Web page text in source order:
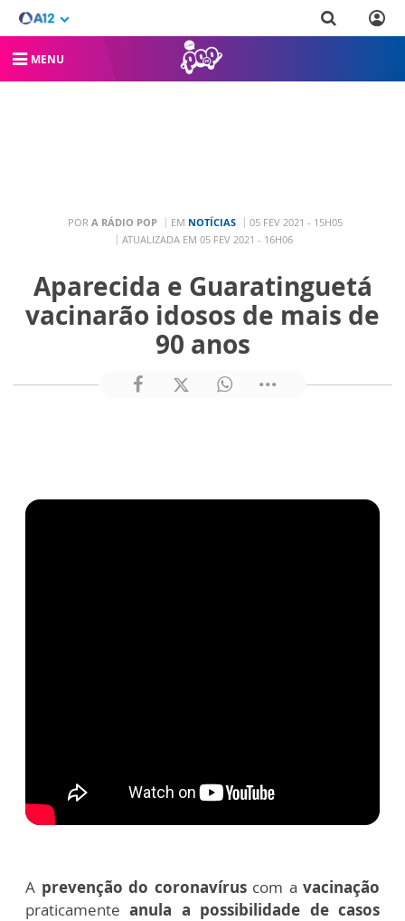
MENU
POR A RÁDIO POP EM NOTÍCIAS
05 FEV 2021 - 15H05
ATUALIZADA EM 05 FEV 2021 - 16H06
Aparecida e Guaratinguetá
vacinarão idosos de mais de
90 anos
A prevenção do coronavíruscom a vacinação
praticamenteanula a possibilidade de casos